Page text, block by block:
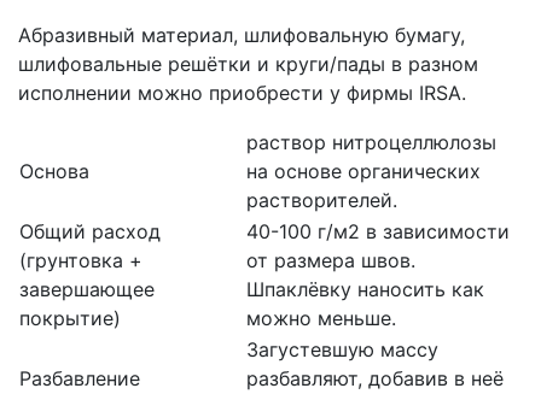
Абразивный материал, шлифовальную бумагу,
шлифовальные решётки и круги/пады в разном
исполнении можно приобрести у фирмы IRSA.
Основа
раствор нитроцеллюлозы
на основе органических
растворителей.
Общий расход
(грунтовка +
завершающее
покрытие)
40-100 г/м2 в зависимости
от размера швов.
Шпаклёвку наносить как
можно меньше.
Разбавление
Загустевшую массу
разбавляют, добавив в неё